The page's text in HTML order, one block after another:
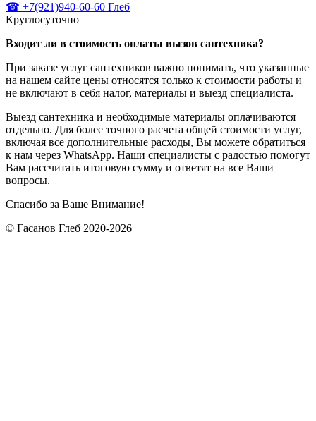
☎ +7(921)940-60-60 Глеб
Круглосуточно
Входит ли в стоимость оплаты вызов сантехника?
При заказе услуг сантехников важно понимать, что указанные
на нашем сайте цены относятся только к стоимости работы и
не включают в себя налог, материалы и выезд специалиста.
Выезд сантехника и необходимые материалы оплачиваются
отдельно. Для более точного расчета общей стоимости услуг,
включая все дополнительные расходы, Вы можете обратиться
к нам через WhatsApp. Наши специалисты с радостью помогут
Вам рассчитать итоговую сумму и ответят на все Ваши
вопросы.
Спасибо за Ваше Внимание!
© Гасанов Глеб 2020-2026